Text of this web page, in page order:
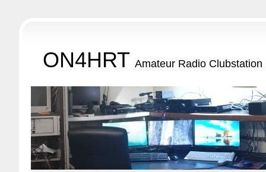
ON4HRT Amateur Radio Clubstation